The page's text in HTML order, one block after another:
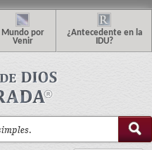
Mundo por
Venir
¿Antecedente en la
IDU?